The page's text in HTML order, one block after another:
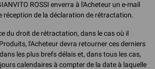
ROSSI enverra à l'Acheteur un e-mail
réception de la déclaration de rétractation.
du droit de rétractation, dans le cas où il
l'Acheteur devra retourner ces derniers
les plus brefs délais et, dans tous les cas,
calendaires à compter de la date à laquelle